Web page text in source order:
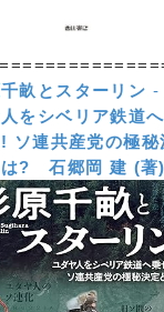
ソビエトへの大い
畝とスターリン
をシベリア鉄道
ソ連共産党の極秘
?
石郷岡 建 (著)